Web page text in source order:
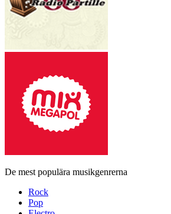
De mest populära musikgenrerna
Rock
Pop